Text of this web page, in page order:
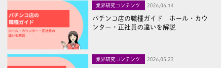
業界研究コンテンツ 2026,06,14
パチンコ店の職種ガイド｜ホール・カウ
ンター・正社員の違いを解説
業界研究コンテンツ 2026,05,23